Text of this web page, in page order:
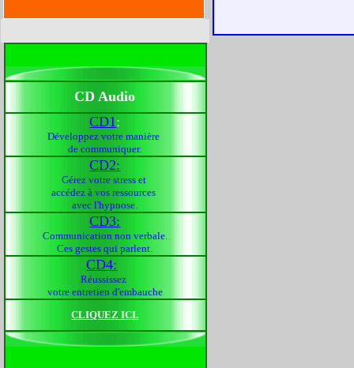
CD Audio
CD1:
Développez votre manière
de communiquer.
CD2:
Gérez votre stress et
accédez à vos ressources
avec l'hypnose.
CD3:
Communication non verbale.
Ces gestes qui parlent.
CD4:
Réussissez
votre entretien d'embauche
CLIQUEZ ICI.